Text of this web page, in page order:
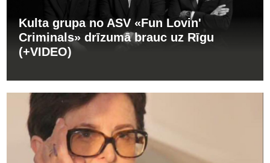
Kulta grupa no ASV «Fun Lovin'
Criminals» drīzumā brauc uz Rīgu
(+VIDEO)